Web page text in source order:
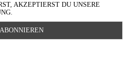
AKZEPTIERST DU UNSERE